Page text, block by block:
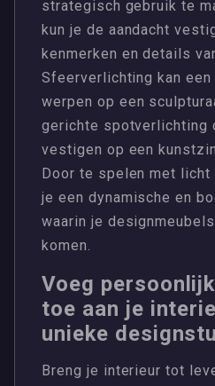
strategisch gebruik te
kun je de aandacht
kenmerken en details
Sfeerverlichting kan een
werpen op een
gerichte spotverlichting
vestigen op een
Door te spelen met licht
je een dynamische en
waarin je
komen.
Voeg
toe aan je
unieke
Breng je interieur tot